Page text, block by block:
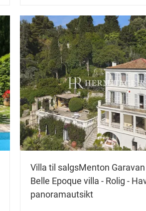
Villa til salgsMenton Garavan
Belle Epoque villa - Rolig -
panoramautsikt